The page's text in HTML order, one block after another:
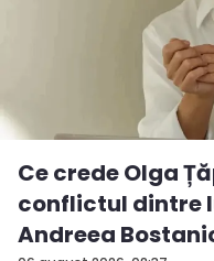
Ce crede Olga
conflictul dintre
Andreea